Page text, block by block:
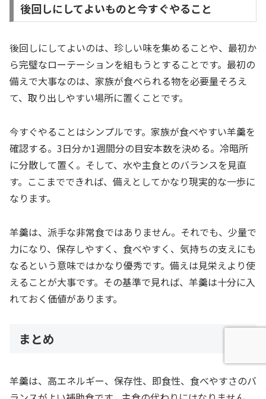
後回しにしてよいものと今すぐやること
後回しにしてよいのは、珍しい味を集めることや、最初か
ら完璧なローテーションを組もうとすることです。最初の
備えで大事なのは、家族が食べられる物を必要量そろえ
て、取り出しやすい場所に置くことです。
今すぐやることはシンプルです。家族が食べやすい羊羹を
確認する。3日分か1週間分の目安本数を決める。冷暗所
に分散して置く。そして、水や主食とのバランスを見直
す。ここまでできれば、備えとしてかなり現実的な一歩に
なります。
羊羹は、派手な非常食ではありません。それでも、少量で
力になり、保存しやすく、食べやすく、気持ちの支えにも
なるという意味ではかなり優秀です。備えは見栄えより使
えることが大事です。その基準で見れば、羊羹は十分に入
れておく価値があります。
まとめ
羊羹は、高エネルギー、保存性、即食性、食べやすさのバ